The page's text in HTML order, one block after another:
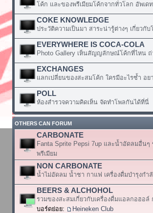
โค้ก และของพรีเมียมโค้กจากทั่วโลก อัพเด
COKE KNOWLEDGE
ประวัติความเป็นมา สาระน่ารู้ต่างๆ เกี่ยวกับ
EVERYWHERE IS COCA-COLA
Photo Gallery เห็นสัญญลักษณ์โค้กที่ไหน ถ่
EXCHANGES
แลกเปลี่ยนของสะสมโค้ก ใครมีอะไรซ้ำ อย
POLL
ห้องสำรวจความคิดเห็น จัดทำโพลกันได้ที่นี่
OTHERS CAN FORUM
CARBONATE
Fanta Sprite Pepsi 7up และน้ำอัดลมอื่น
พรีเมียม
NON CARBONATE
น้ำไม่อัดลม น้ำชา กาแฟ เครื่องดื่มบำรุงก
BEERS & ALCHOHOL
รวมของสะสมเกี่ยวกับเครื่องดื่มแอลกอฮอล์
บอร์ดย่อย:
Heineken Club